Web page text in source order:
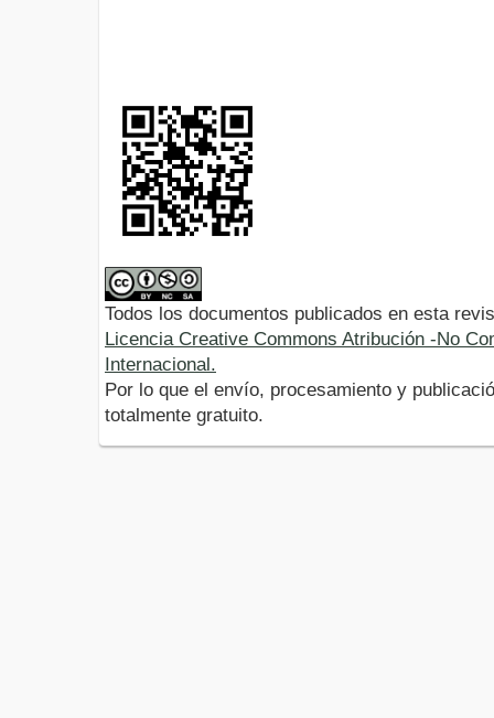
Todos los documentos publicados en esta
Licencia Creative Commons Atribución -No
Internacional.
Por lo que el envío, procesamiento y
totalmente gratuito.